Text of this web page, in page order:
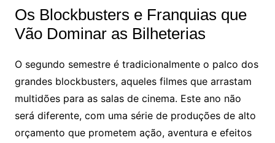
Os Blockbusters e Franquias que
Vão Dominar as Bilheterias
O segundo semestre é tradicionalmente o palco dos
grandes blockbusters, aqueles filmes que arrastam
multidões para as salas de cinema. Este ano não
será diferente, com uma série de produções de alto
orçamento que prometem ação, aventura e efeitos